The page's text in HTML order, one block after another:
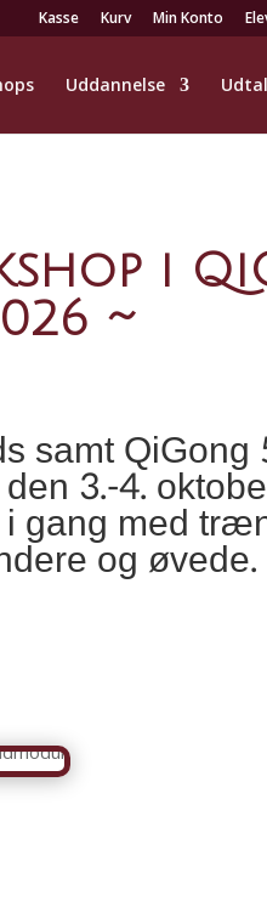
Kasse Kurv Min Konto
Uddannelse
i
~
samt QiGong
3.-4.
gang med
og øvede.